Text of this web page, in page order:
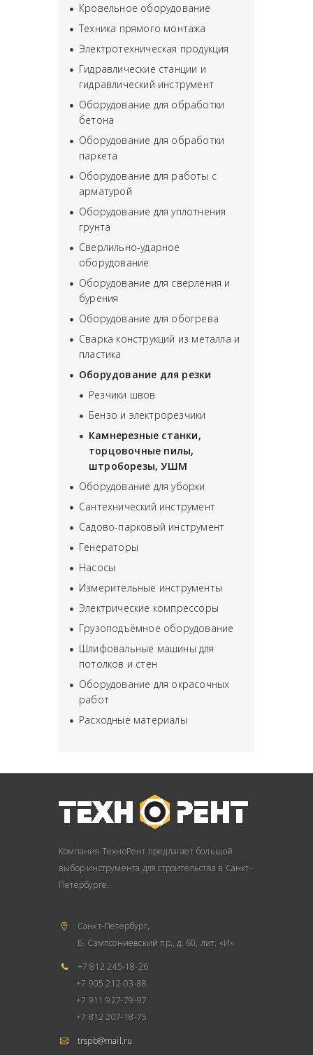
Кровельное оборудование
Техника прямого монтажа
Электротехническая продукция
Гидравлические станции и
гидравлический инструмент
Оборудование для обработки
бетона
Оборудование для обработки
паркета
Оборудование для работы с
арматурой
Оборудование для уплотнения
грунта
Сверлильно-ударное
оборудование
Оборудование для сверления и
бурения
Оборудование для обогрева
Сварка конструкций из металла и
пластика
Оборудование для резки
Резчики швов
Бензо и электрорезчики
Камнерезные станки,
торцовочные пилы,
штроборезы, УШМ
Оборудование для уборки
Сантехнический инструмент
Садово-парковый инструмент
Генераторы
Насосы
Измерительные инструменты
Электрические компрессоры
Грузоподъёмное оборудование
Шлифовальные машины для
потолков и стен
Оборудование для окрасочных
работ
Расходные материалы
Компания ТехноРент предлагает большой
выбор инструмента для строительства в Санкт-
Петербурге.
Санкт-Петербург,
Б. Сампсониевский пр., д. 60, лит. «И»
+7 812 245-18-26
+7 905 212-03-88
+7 911 927-79-97
+7 812 207-18-75
trspb@mail.ru